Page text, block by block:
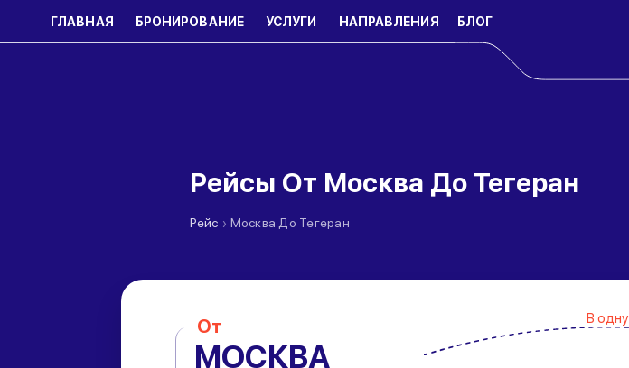
ГЛАВНАЯ БРОНИРОВАНИЕ УСЛУГИ НАПРАВЛЕНИЯ БЛОГ
Рейсы От Москва До Тегеран
Рейс › Москва До Тегеран
От
МОСКВА
В одну